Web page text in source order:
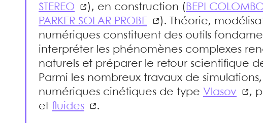
STEREO ), en construction ( BEPI
PARKER SOLAR PROBE
). Théorie,
numériques constituent des outils
interpréter les phénomènes complexes
naturels et préparer le retour scientifique
Parmi les nombreux travaux de
numériques cinétiques de type Vlasov ,
et fluides .